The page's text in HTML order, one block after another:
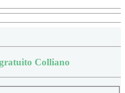
Colliano